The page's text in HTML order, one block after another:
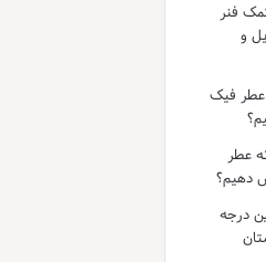
فنر
و
عطر فیک
عطر
دهیم؟
درجه